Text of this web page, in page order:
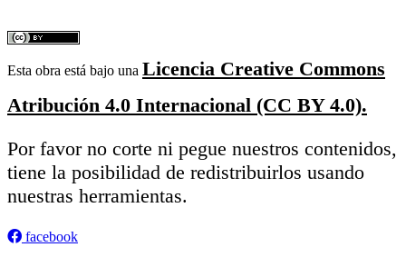
Esta obra está bajo una Licencia Creative Commons
Atribución 4.0 Internacional (CC BY 4.0).
Por favor no corte ni pegue nuestros contenidos,
tiene la posibilidad de redistribuirlos usando
nuestras herramientas.
facebook